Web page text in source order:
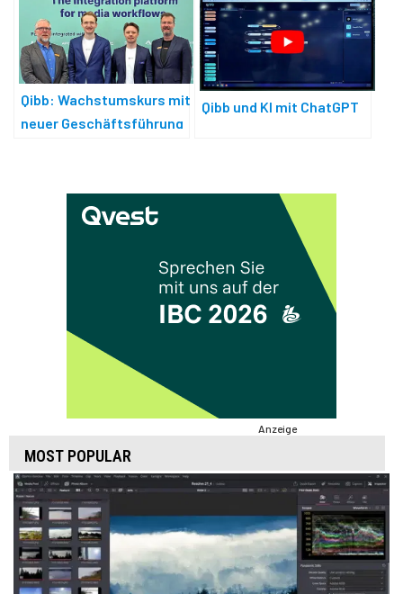
Qibb: Wachstumskurs mit
neuer Geschäftsführung
Qibb und KI mit ChatGPT
Anzeige
MOST POPULAR